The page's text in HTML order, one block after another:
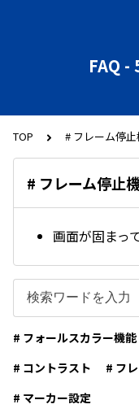
FAQ
TOP # フレーム停
# フレーム停止
画面が固まっ
# フォールスカラー機能
# コントラスト
# フ
# マーカー設定